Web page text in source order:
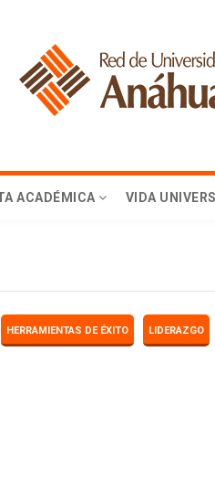
ACADÉMICA VIDA
HERRAMIENTAS DE ÉXITO LIDERAZGO